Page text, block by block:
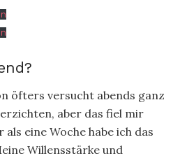
öfters versucht abends ganz
aber das fiel mir
eine Woche habe ich das
Willensstärke und